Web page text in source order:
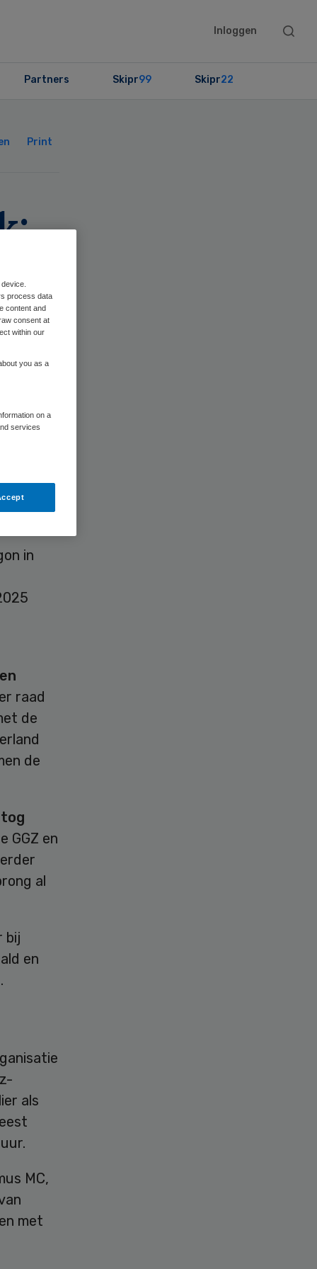
Inloggen
Search
Partners Skipr99 Skipr22
Print
in
raad
de
de
GGZ en
al
bij
en
als
MC,
met
process data
content and
consent at
within our
you as a
on a
services